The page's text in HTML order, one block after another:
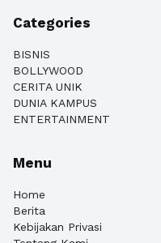
Categories
BISNIS
BOLLYWOOD
CERITA UNIK
DUNIA KAMPUS
ENTERTAINMENT
Menu
Home
Berita
Kebijakan Privasi